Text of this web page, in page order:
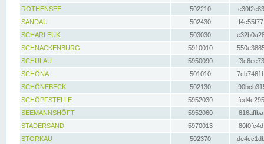
ROTHENSEE
502210
SANDAU
502430
SCHARLEUK
503030
SCHNACKENBURG
5910010
SCHULAU
5950090
SCHÖNA
501010
SCHÖNEBECK
502130
SCHÖPFSTELLE
5952030
SEEMANNSHÖFT
5952060
STADERSAND
5970013
STORKAU
502370